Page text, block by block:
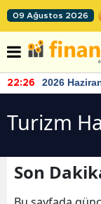
09 Ağustos 2026
22:26 2026
Turizm
Son